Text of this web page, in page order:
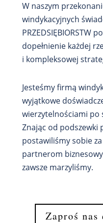
W naszym
windykacyjnych
PRZEDSIĘBIORSTW
dopełnienie każdej
i kompleksowej
Jesteśmy firmą
wyjątkowe
wierzytelnościami
Znając od podszewki
postawiliśmy sobie
partnerom
zawsze marzyliśmy.
Zaproś nas